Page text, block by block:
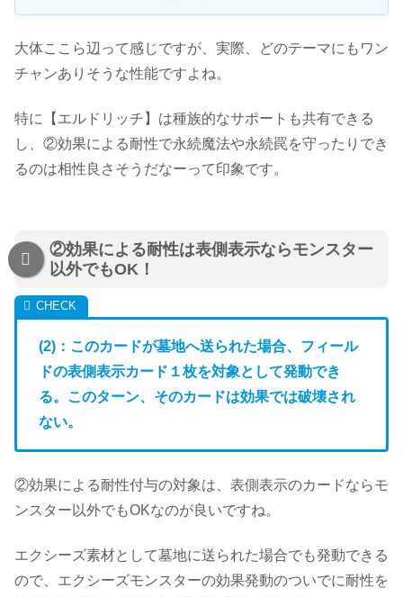
大体ここら辺って感じですが、実際、どのテーマにもワン
チャンありそうな性能ですよね。
特に【エルドリッチ】は種族的なサポートも共有できる
し、②効果による耐性で永続魔法や永続罠を守ったりでき
るのは相性良さそうだなーって印象です。
②効果による耐性は表側表示ならモンスター
以外でもOK！
(2)：このカードが墓地へ送られた場合、フィール
ドの表側表示カード１枚を対象として発動でき
る。このターン、そのカードは効果では破壊され
ない。
②効果による耐性付与の対象は、表側表示のカードならモ
ンスター以外でもOKなのが良いですね。
エクシーズ素材として墓地に送られた場合でも発動できる
ので、エクシーズモンスターの効果発動のついでに耐性を